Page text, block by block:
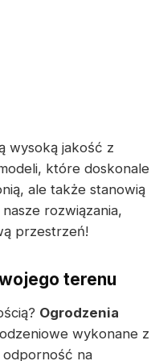
wysoką jakość z
które doskonale
ale także stanowią
rozwiązania,
przestrzeń!
terenu
Ogrodzenia
wykonane z
odporność na